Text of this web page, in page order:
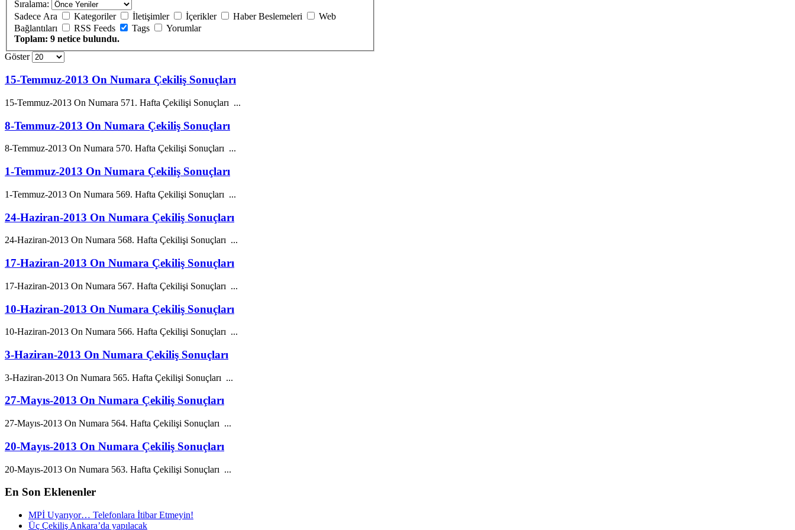
Sıralama:
Sadece Ara
Kategoriler İletişimler İçerikler Haber Beslemeleri
Web
Bağlantıları
RSS Feeds Tags
Yorumlar
Toplam: 9 netice bulundu.
Göster
15-Temmuz-2013 On Numara Çekiliş Sonuçları
15-Temmuz-2013 On Numara 571. Hafta Çekilişi Sonuçları ...
8-Temmuz-2013 On Numara Çekiliş Sonuçları
8-Temmuz-2013 On Numara 570. Hafta Çekilişi Sonuçları ...
1-Temmuz-2013 On Numara Çekiliş Sonuçları
1-Temmuz-2013 On Numara 569. Hafta Çekilişi Sonuçları ...
24-Haziran-2013 On Numara Çekiliş Sonuçları
24-Haziran-2013 On Numara 568. Hafta Çekilişi Sonuçları ...
17-Haziran-2013 On Numara Çekiliş Sonuçları
17-Haziran-2013 On Numara 567. Hafta Çekilişi Sonuçları ...
10-Haziran-2013 On Numara Çekiliş Sonuçları
10-Haziran-2013 On Numara 566. Hafta Çekilişi Sonuçları ...
3-Haziran-2013 On Numara Çekiliş Sonuçları
3-Haziran-2013 On Numara 565. Hafta Çekilişi Sonuçları ...
27-Mayıs-2013 On Numara Çekiliş Sonuçları
27-Mayıs-2013 On Numara 564. Hafta Çekilişi Sonuçları ...
20-Mayıs-2013 On Numara Çekiliş Sonuçları
20-Mayıs-2013 On Numara 563. Hafta Çekilişi Sonuçları ...
En Son Eklenenler
MPİ Uyarıyor… Telefonlara İtibar Etmeyin!
Üç Çekiliş Ankara’da yapılacak